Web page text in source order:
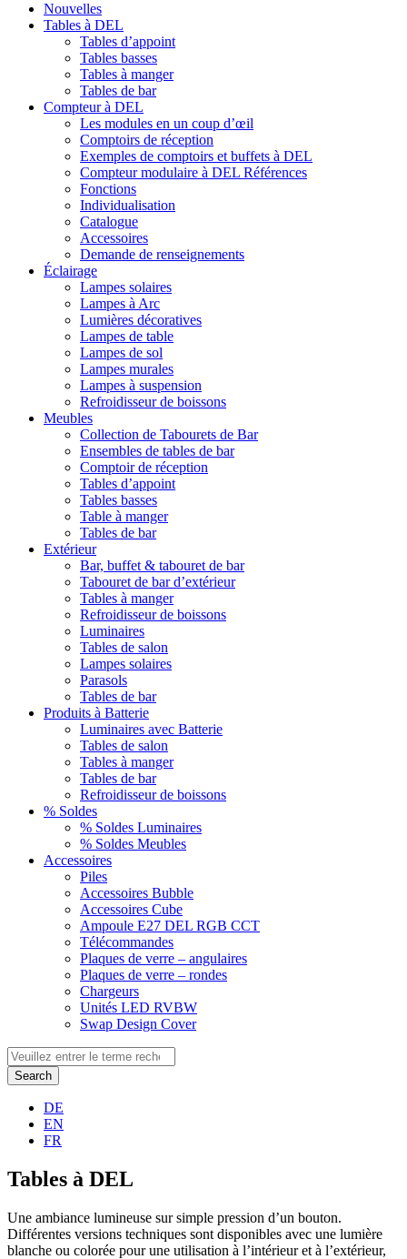
Nouvelles
Tables à DEL
Tables d’appoint
Tables basses
Tables à manger
Tables de bar
Compteur à DEL
Les modules en un coup d’œil
Comptoirs de réception
Exemples de comptoirs et buffets à DEL
Compteur modulaire à DEL Références
Fonctions
Individualisation
Catalogue
Accessoires
Demande de renseignements
Éclairage
Lampes solaires
Lampes à Arc
Lumières décoratives
Lampes de table
Lampes de sol
Lampes murales
Lampes à suspension
Refroidisseur de boissons
Meubles
Collection de Tabourets de Bar
Ensembles de tables de bar
Comptoir de réception
Tables d’appoint
Tables basses
Table à manger
Tables de bar
Extérieur
Bar, buffet & tabouret de bar
Tabouret de bar d’extérieur
Tables à manger
Refroidisseur de boissons
Luminaires
Tables de salon
Lampes solaires
Parasols
Tables de bar
Produits à Batterie
Luminaires avec Batterie
Tables de salon
Tables à manger
Tables de bar
Refroidisseur de boissons
% Soldes
% Soldes Luminaires
% Soldes Meubles
Accessoires
Piles
Accessoires Bubble
Accessoires Cube
Ampoule E27 DEL RGB CCT
Télécommandes
Plaques de verre – angulaires
Plaques de verre – rondes
Chargeurs
Unités LED RVBW
Swap Design Cover
Search
DE
EN
FR
Tables à DEL
Une ambiance lumineuse sur simple pression d’un bouton.
Différentes versions techniques sont disponibles avec une lumière
blanche ou colorée pour une utilisation à l’intérieur et à l’extérieur,